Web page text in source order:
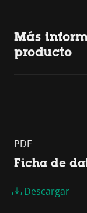
Más
producto
PDF
Ficha de
Descargar